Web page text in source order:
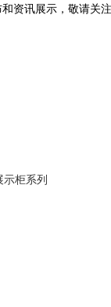
资讯展示，敬请关注
示柜系列